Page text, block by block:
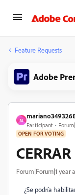
Feature Requests
Adobe
M
Participant
OPEN FOR VOTING
Forum|Forum|1 year
¿Se podría